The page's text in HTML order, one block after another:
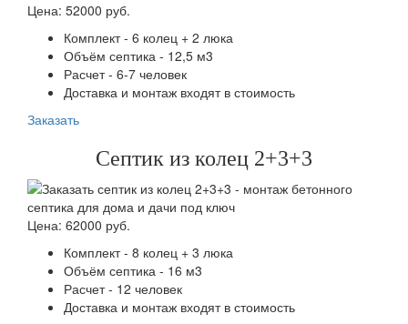
Цена: 52000 руб.
Комплект - 6 колец + 2 люка
Объём септика - 12,5 м3
Расчет - 6-7 человек
Доставка и монтаж входят в стоимость
Заказать
Септик из колец 2+3+3
Цена: 62000 руб.
Комплект - 8 колец + 3 люка
Объём септика - 16 м3
Расчет - 12 человек
Доставка и монтаж входят в стоимость